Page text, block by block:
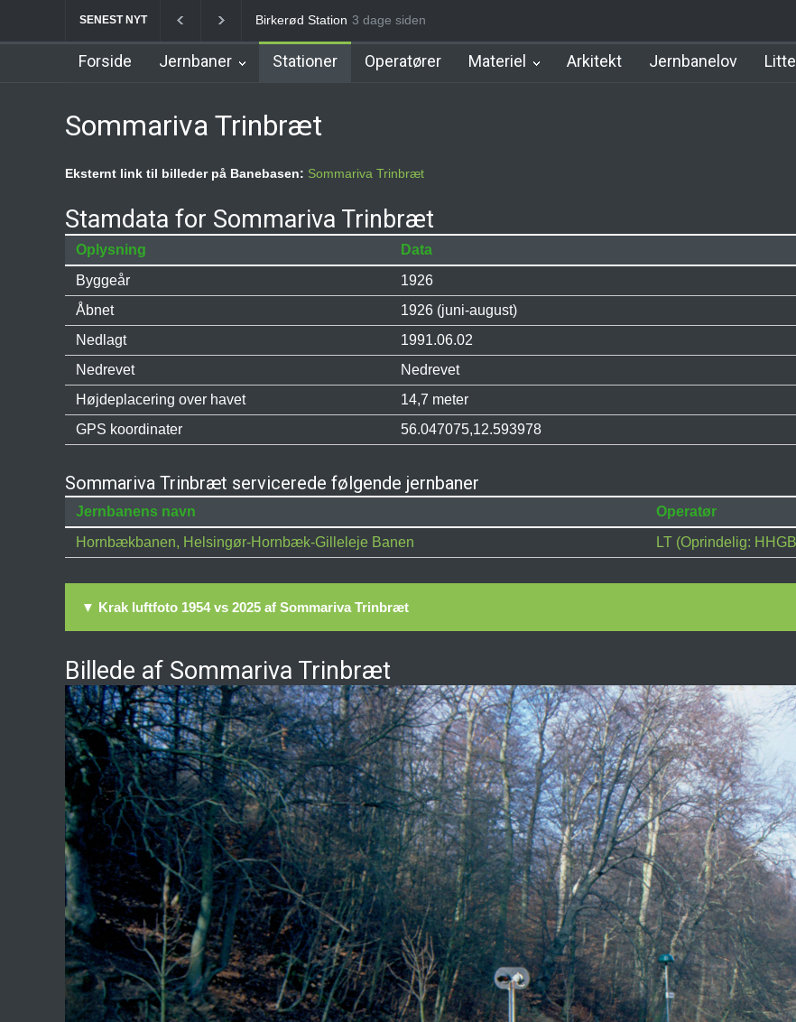
SENEST NYT Allerød Station Favrholm Station
3 dage siden
Forside Jernbaner Stationer Operatører Materiel Arkitekt Jernbanelov
Sommariva Trinbræt
Eksternt link til billeder på Banebasen: Sommariva Trinbræt
Stamdata for Sommariva Trinbræt
Oplysning
Data
Byggeår
1926
Åbnet
1926 (juni-august)
Nedlagt
1991.06.02
Nedrevet
Nedrevet
Højdeplacering over havet
14,7 meter
GPS koordinater
56.047075,12.593978
Sommariva Trinbræt servicerede følgende jernbaner
Jernbanens navn Operatør
Hornbækbanen, Helsingør-Hornbæk-Gilleleje Banen
LT (Oprindelig:
▼ Krak luftfoto 1954 vs 2025 af Sommariva Trinbræt
Billede af Sommariva Trinbræt